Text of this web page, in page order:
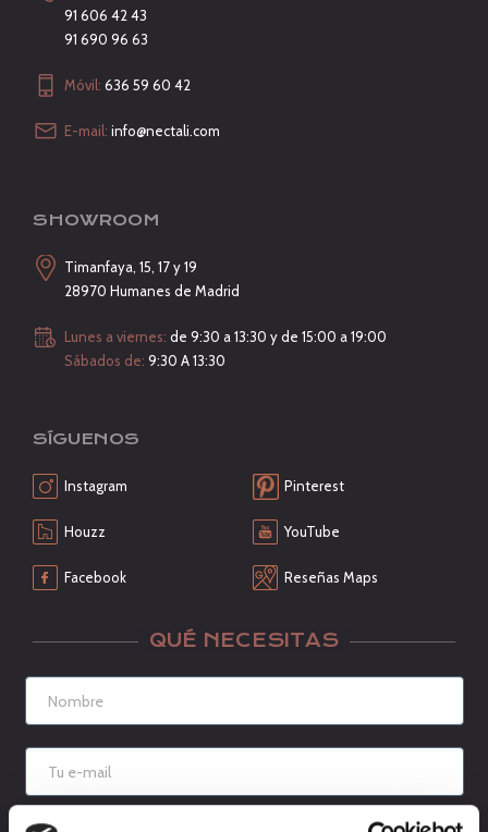
91 606 42 43
91 690 96 63
Móvil: 636 59 60 42
E-mail: info@nectali.com
SHOWROOM
Timanfaya, 15, 17 y 19
28970 Humanes de Madrid
Lunes a viernes: de 9:30 a 13:30 y de 15:00 a 19:00
Sábados de: 9:30 A 13:30
SÍGUENOS
Instagram
Houzz
Facebook
Pinterest
YouTube
Reseñas Maps
QUÉ NECESITAS